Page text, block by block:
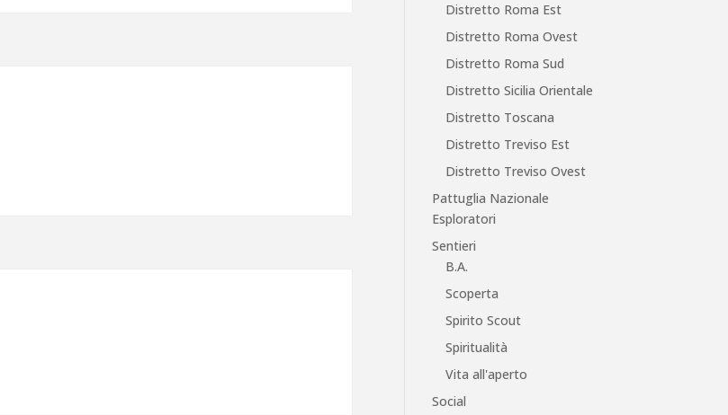
Distretto Roma Est
Distretto Roma Ovest
Distretto Roma Sud
Distretto Sicilia Orientale
Distretto Toscana
Distretto Treviso Est
Distretto Treviso Ovest
Pattuglia Nazionale
Esploratori
Sentieri
B.A.
Scoperta
Spirito Scout
Spiritualità
Vita all'aperto
Social